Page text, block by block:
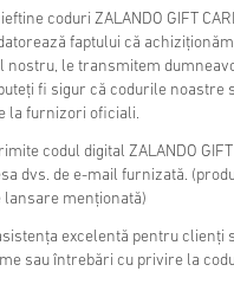
coduri ZALANDO GIFT
faptului că
nostru, le transmitem
fi sigur că codurile noastre
la furnizori oficiali.
codul digital ZALANDO GIFT
dvs. de e-mail furnizată.
lansare menționată)
excelentă pentru clienți
sau întrebări cu privire la